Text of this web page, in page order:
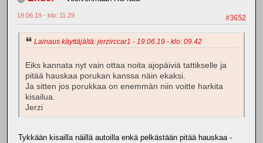
#3652
19.06.19 - klo: 11.29
Lainaus käyttäjältä: jerzirccar1 - 19.06.19 - klo: 09.42
Eiks kannata nyt vain ottaa noita ajopäiviä tattikselle ja
pitää hauskaa porukan kanssa näin ekaksi.
Ja sitten jos porukkaa on enemmän niin voitte harkita
kisailua.
Jerzi
Tykkään kisailla näillä autoilla enkä pelkästään pitää hauskaa -